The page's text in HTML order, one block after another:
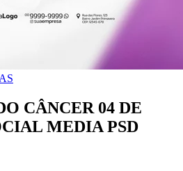
CÂNCER 04 DE
MEDIA PSD